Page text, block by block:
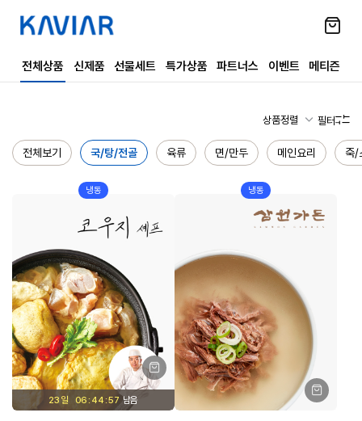
전체상품 신제품 선물세트 특가상품 파트너스 이벤트 메티즌
상품정렬 필터
전체보기 국/탕/전골 육류 면/만두 메인요리 죽/
냉동
23 일 06 44 57
냉동